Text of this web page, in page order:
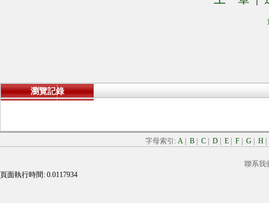
瀏覽記錄
字母索引: A B C D E F G H
聯系我
頁面執行時間: 0.0117934